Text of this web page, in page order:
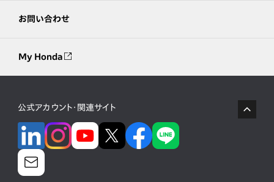
お問い合わせ
My Honda
公式アカウント・関連サイト